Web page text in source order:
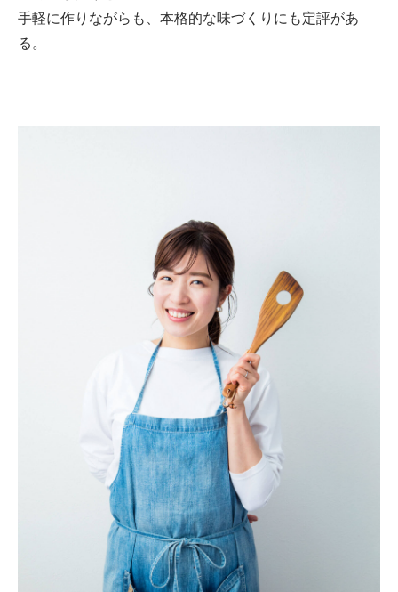
手軽に作りながらも、本格的な味づくりにも定評があ
る。